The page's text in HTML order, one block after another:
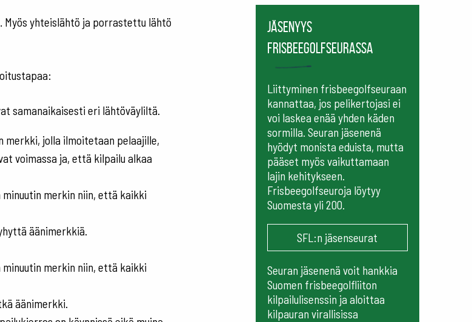
yhteislähtö ja porrastettu lähtö
samanaikaisesti eri lähtöväyliltä.
merkki, jolla ilmoitetaan pelaajille,
voimassa ja, että kilpailu alkaa
merkin niin, että kaikki
äänimerkkiä.
merkin niin, että kaikki
äänimerkki.
Jäsenyys
frisbeegolfseurassa
Liittyminen frisbeegolfseuraan
kannattaa, jos pelikertojasi ei
voi laskea enää yhden käden
sormilla. Seuran jäsenenä
hyödyt monista eduista, mutta
pääset myös vaikuttamaan
lajin kehitykseen.
Frisbeegolfseuroja löytyy
Suomesta yli 200.
SFL:n jäsenseurat
Seuran jäsenenä voit hankkia
Suomen frisbeegolfliiton
kilpailulisenssin ja aloittaa
kilpauran virallisissa